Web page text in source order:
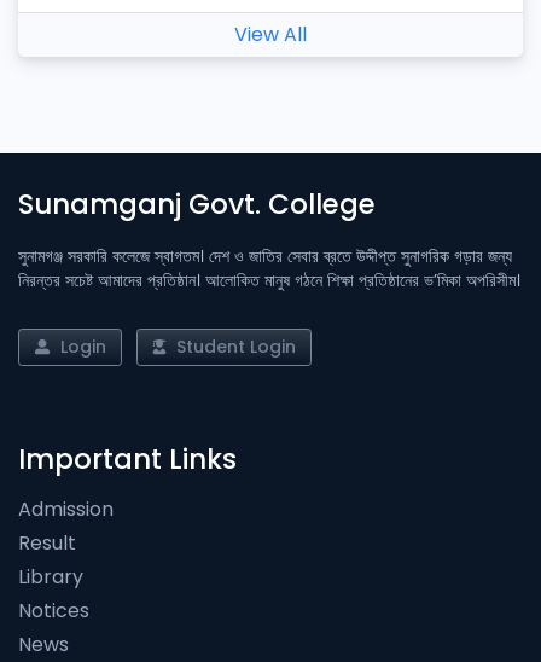
View All
Sunamganj Govt. College
সুনামগঞ্জ সরকারি কলেজে স্বাগতম। দেশ ও জাতির সেবার ব্রতে উদ্দীপ্ত সুনাগরিক গড়ার জন্য
নিরন্তর সচেষ্ট আমাদের প্রতিষ্ঠান। আলোকিত মানুষ গঠনে শিক্ষা প্রতিষ্ঠানের ভ’মিকা অপরিসীম।
Login Student Login
Important Links
Admission
Result
Library
Notices
News